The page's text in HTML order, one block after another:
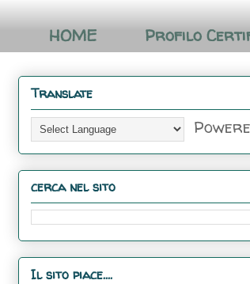
HOME Profilo
Translate
cerca nel sito
Il sito piace....